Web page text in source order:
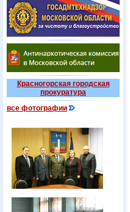
Красногорская городская
прокуратура
все фотографии